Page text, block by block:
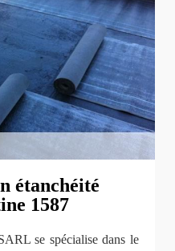
étanchéité
1587
se spécialise dans le